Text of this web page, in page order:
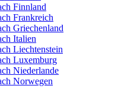
Finnland
Frankreich
Griechenland
Italien
Liechtenstein
Luxemburg
Niederlande
Norwegen